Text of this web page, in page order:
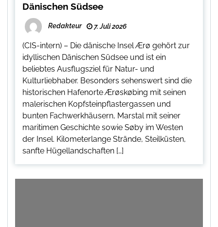
Dänischen Südsee
Redakteur 7. Juli 2026
(CIS-intern) – Die dänische Insel Ærø gehört zur
idyllischen Dänischen Südsee und ist ein
beliebtes Ausflugsziel für Natur- und
Kulturliebhaber. Besonders sehenswert sind die
historischen Hafenorte Ærøskøbing mit seinen
malerischen Kopfsteinpflastergassen und
bunten Fachwerkhäusern, Marstal mit seiner
maritimen Geschichte sowie Søby im Westen
der Insel. Kilometerlange Strände, Steilküsten,
sanfte Hügellandschaften […]